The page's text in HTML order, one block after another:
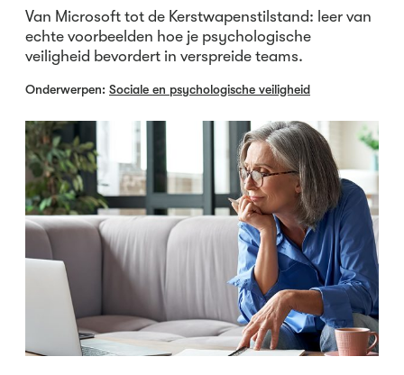
Van Microsoft tot de Kerstwapenstilstand: leer van
echte voorbeelden hoe je psychologische
veiligheid bevordert in verspreide teams.
Onderwerpen: Sociale en psychologische veiligheid